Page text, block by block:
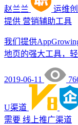
赵兰兰 运维
提供 营销辅助工具
我们提供
地页的强大工具，
2019-06-11
U渠道
需要 线上推广渠道